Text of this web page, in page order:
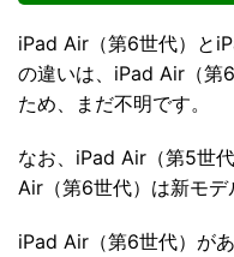
iPad Air（第6世代）と
の違いは、iPad Air（第
ため、まだ不明です。
なお、iPad Air（第5世
Air（第6世代）は新モデ
iPad Air（第6世代）が